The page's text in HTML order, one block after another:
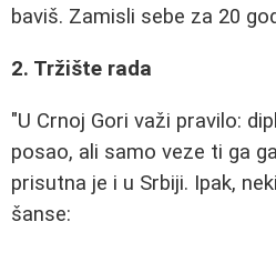
baviš. Zamisli sebe za 20
2. Tržište rada
"U Crnoj Gori važi pravilo:
posao, ali samo veze ti ga
prisutna je i u Srbiji. Ipak,
šanse: